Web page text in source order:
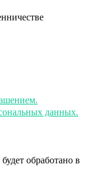
данных.
обработано в